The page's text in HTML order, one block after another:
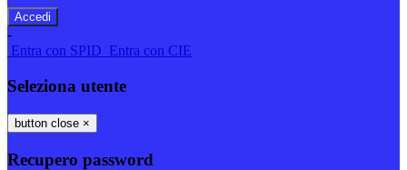
-
Entra con SPID Entra con CIE
Seleziona utente
button close ×
Recupero password